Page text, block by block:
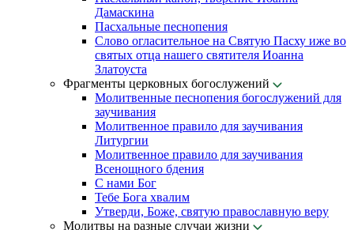
Дамаскина
Пасхальные песнопения
Слово огласительное на Святую Пасху иже во
святых отца нашего святителя Иоанна
Златоуста
Фрагменты церковных богослужений
Молитвенные песнопения богослужений для
заучивания
Молитвенное правило для заучивания
Литургии
Молитвенное правило для заучивания
Всенощного бдения
С нами Бог
Тебе Бога хвалим
Утверди, Боже, святую православную веру
Молитвы на разные случаи жизни